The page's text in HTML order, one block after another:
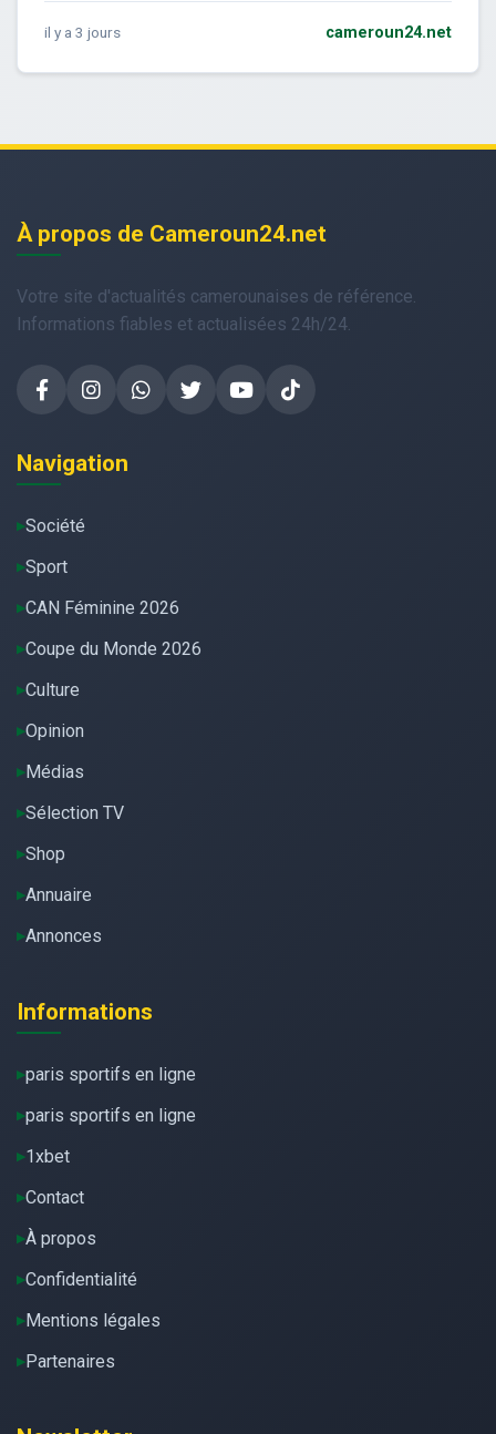
il y a 3 jours cameroun24.net
À propos de Cameroun24.net
Votre site d'actualités camerounaises de référence.
Informations fiables et actualisées 24h/24.
Navigation
Société
Sport
CAN Féminine 2026
Coupe du Monde 2026
Culture
Opinion
Médias
Sélection TV
Shop
Annuaire
Annonces
Informations
paris sportifs en ligne
paris sportifs en ligne
1xbet
Contact
À propos
Confidentialité
Mentions légales
Partenaires